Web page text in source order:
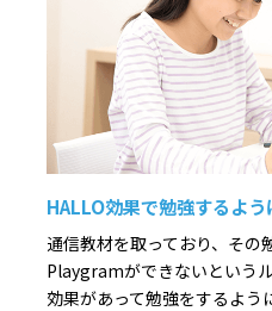
HALLO効果で勉強するよう
通信教材を取っており、その
Playgramができないという
効果があって勉強をするよう